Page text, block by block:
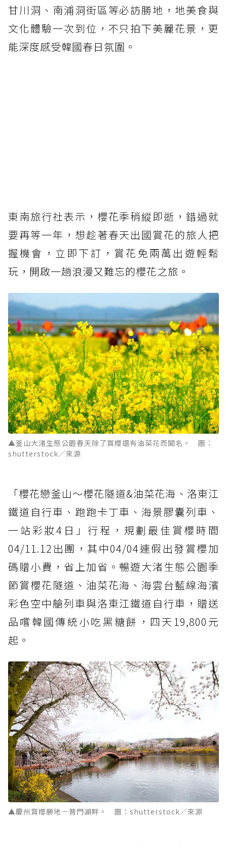
甘川洞、南浦洞街區等必訪勝地，地美食與
文化體驗一次到位，不只拍下美麗花景，更
能深度感受韓國春日氛圍。
東南旅行社表示，櫻花季稍縱即逝，錯過就
要再等一年，想趁著春天出國賞花的旅人把
握機會，立即下訂，賞花免兩萬出遊輕鬆
玩，開啟一趟浪漫又難忘的櫻花之旅。
▲釜山大渚生態公園春天除了賞櫻還有油菜花而聞名。 圖：
shutterstock／來源
「櫻花戀釜山～櫻花隧道&油菜花海、洛東江
鐵道自行車、跑跑卡丁車、海景膠囊列車、
一站彩妝4日」行程，規劃最佳賞櫻時間
04/11.12出團，其中04/04連假出發賞櫻加
碼贈小費，省上加省。暢遊大渚生態公園季
節賞櫻花隧道、油菜花海、海雲台藍線海濱
彩色空中艙列車與洛東江鐵道自行車，贈送
品嚐韓國傳統小吃黑糖餅，四天19,800元
起。
▲慶州賞櫻勝地－普門湖畔。 圖：shutterstock／來源